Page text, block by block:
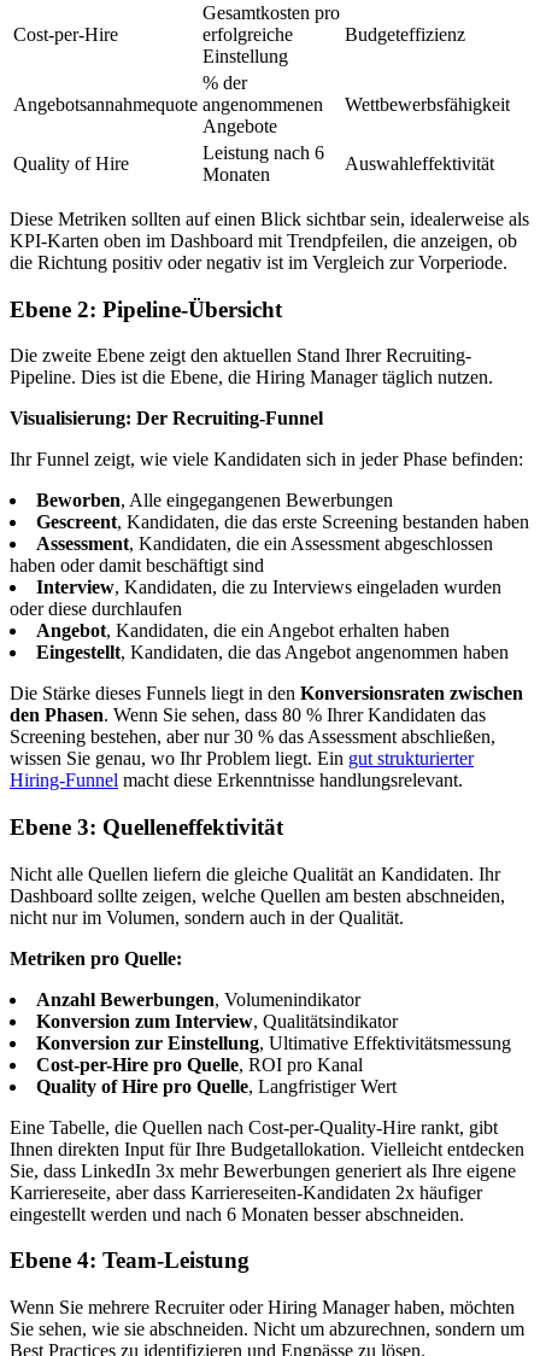
Cost-per-Hire
Gesamtkosten pro
erfolgreiche
Einstellung
Budgeteffizienz
Angebotsannahmequote
% der
angenommenen
Angebote
Wettbewerbsfähigkeit
Quality of Hire
Leistung nach 6
Monaten
Auswahleffektivität
Diese Metriken sollten auf einen Blick sichtbar sein, idealerweise als
KPI-Karten oben im Dashboard mit Trendpfeilen, die anzeigen, ob
die Richtung positiv oder negativ ist im Vergleich zur Vorperiode.
Ebene 2: Pipeline-Übersicht
Die zweite Ebene zeigt den aktuellen Stand Ihrer Recruiting-
Pipeline. Dies ist die Ebene, die Hiring Manager täglich nutzen.
Visualisierung: Der Recruiting-Funnel
Ihr Funnel zeigt, wie viele Kandidaten sich in jeder Phase befinden:
Beworben, Alle eingegangenen Bewerbungen
Gescreent, Kandidaten, die das erste Screening bestanden haben
Assessment, Kandidaten, die ein Assessment abgeschlossen
haben oder damit beschäftigt sind
Interview, Kandidaten, die zu Interviews eingeladen wurden
oder diese durchlaufen
Angebot, Kandidaten, die ein Angebot erhalten haben
Eingestellt, Kandidaten, die das Angebot angenommen haben
Die Stärke dieses Funnels liegt in den Konversionsraten zwischen
den Phasen. Wenn Sie sehen, dass 80 % Ihrer Kandidaten das
Screening bestehen, aber nur 30 % das Assessment abschließen,
wissen Sie genau, wo Ihr Problem liegt. Ein gut strukturierter
Hiring-Funnel macht diese Erkenntnisse handlungsrelevant.
Ebene 3: Quelleneffektivität
Nicht alle Quellen liefern die gleiche Qualität an Kandidaten. Ihr
Dashboard sollte zeigen, welche Quellen am besten abschneiden,
nicht nur im Volumen, sondern auch in der Qualität.
Metriken pro Quelle:
Anzahl Bewerbungen, Volumenindikator
Konversion zum Interview, Qualitätsindikator
Konversion zur Einstellung, Ultimative Effektivitätsmessung
Cost-per-Hire pro Quelle, ROI pro Kanal
Quality of Hire pro Quelle, Langfristiger Wert
Eine Tabelle, die Quellen nach Cost-per-Quality-Hire rankt, gibt
Ihnen direkten Input für Ihre Budgetallokation. Vielleicht entdecken
Sie, dass LinkedIn 3x mehr Bewerbungen generiert als Ihre eigene
Karriereseite, aber dass Karriereseiten-Kandidaten 2x häufiger
eingestellt werden und nach 6 Monaten besser abschneiden.
Ebene 4: Team-Leistung
Wenn Sie mehrere Recruiter oder Hiring Manager haben, möchten
Sie sehen, wie sie abschneiden. Nicht um abzurechnen, sondern um
Best Practices zu identifizieren und Engpässe zu lösen.